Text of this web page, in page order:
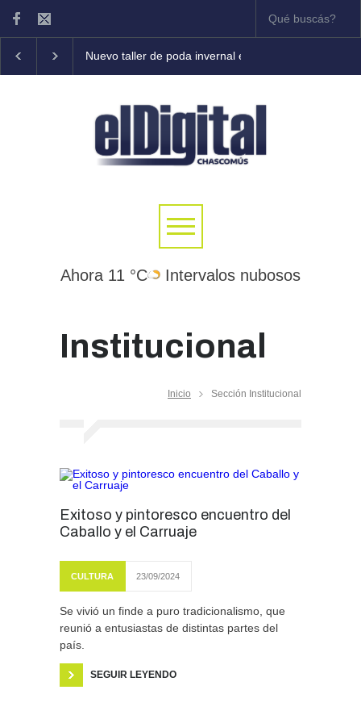
Nuevo taller de poda invernal en frutales
Ahora 11 °C Intervalos nubosos
Institucional
Inicio Sección Institucional
Exitoso y pintoresco encuentro del
Caballo y el Carruaje
CULTURA 23/09/2024
Se vivió un finde a puro tradicionalismo, que
reunió a entusiastas de distintas partes del
país.
SEGUIR LEYENDO